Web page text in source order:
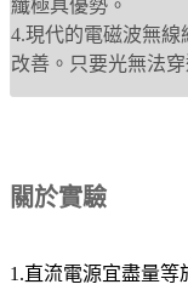
纖極具優勢。
4.現代的電磁波無
改善。只要光無法
關於實驗
1.直流電源宜盡量